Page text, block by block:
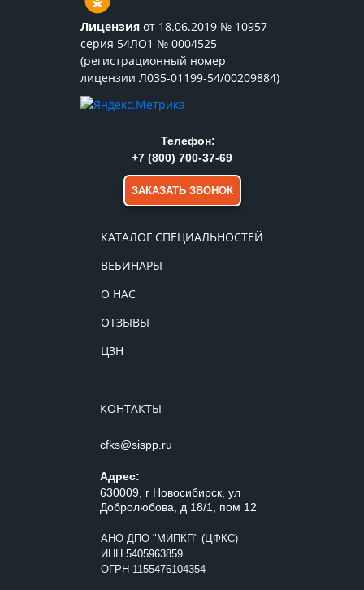
Лицензия от 18.06.2019 № 10957
серия 54ЛО1 № 0004525
(регистрационный номер
лицензии Л035-01199-54/00209884)
КАТАЛОГ СПЕЦИАЛЬНОСТЕЙ
ВЕБИНАРЫ
О НАС
ОТЗЫВЫ
ЦЗН
КОНТАКТЫ
cfks@sispp.ru
Адрес:
630009, г Новосибирск, ул
Добролюбова, д 18/1, пом 12
АНО ДПО "МИПКП" (ЦФКС)
ИНН 5405963859
ОГРН 1155476104354
Телефон:
+7 (800) 700-37-69
ЗАКАЗАТЬ ЗВОНОК